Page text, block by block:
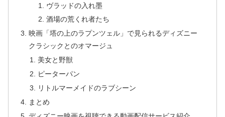
ヴラッドの入れ墨
酒場の荒くれ者たち
映画「塔の上のラプンツェル」で見られるディズニー
クラシックとのオマージュ
美女と野獣
ピーターパン
リトルマーメイドのラブシーン
まとめ